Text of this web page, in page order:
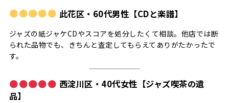
此花区・60代男性【CDと楽譜】
ジャズの紙ジャケCDやスコアを処分したくて相談。他店では断
られた品物でも、きちんと査定してもらえてありがたかったで
す。
西淀川区・40代女性【ジャズ喫茶の遺
品】